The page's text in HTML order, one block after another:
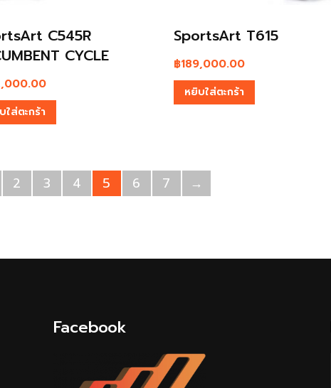
C545R
CYCLE
ใส่ตะกร้า
SportsArt T615
฿189,000.00
หยิบใส่ตะกร้า
2 3 4 5 6 7 →
Facebook